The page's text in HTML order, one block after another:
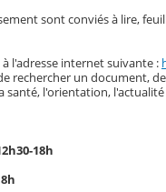
sont conviés à lire,
l'adresse internet suivante :
rechercher un document,
santé, l'orientation,
18h